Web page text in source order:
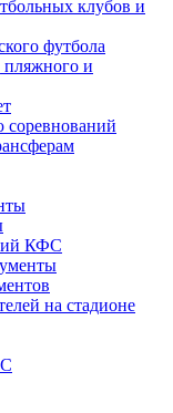
клубов и
футбола
и
соревнований
КФС
на стадионе